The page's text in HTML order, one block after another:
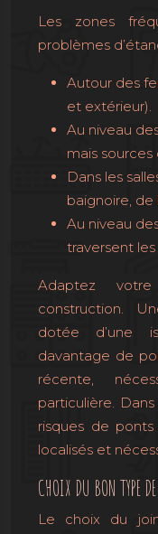
Les zones
problèmes
Autour des
et extérieur).
Au niveau
mais sources
Dans les
baignoire,
Au niveau
traversent les
Adaptez
construction.
dotée d’une
davantage de
récente,
particulière.
risques de
localisés et
CHOIX DU BON TYPE
Le choix du